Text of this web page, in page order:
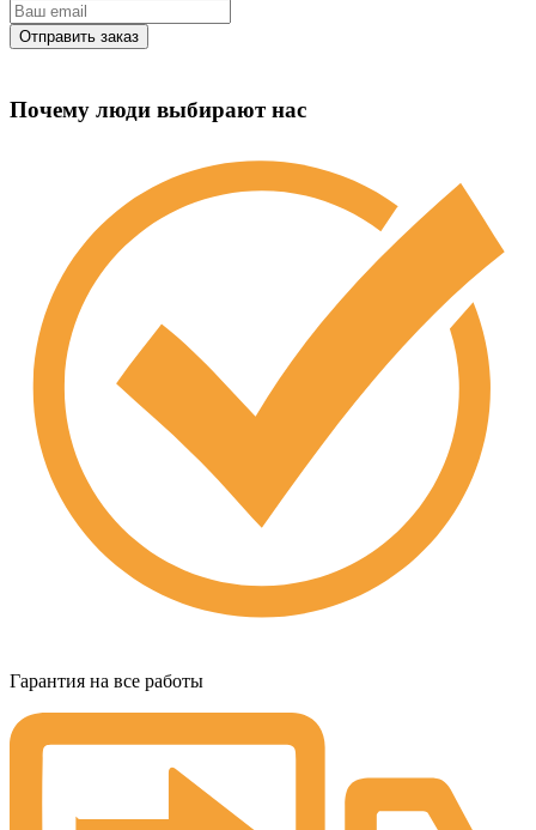
Почему люди выбирают нас
Гарантия на все работы